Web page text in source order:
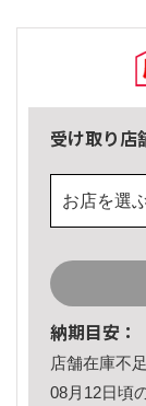
受け取り店
お店を選
納期目安：
店舗在庫不
08月12日頃